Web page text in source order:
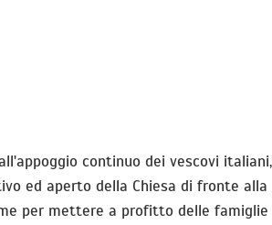
continuo dei vescovi
ed aperto della Chiesa di fronte
per mettere a profitto delle famiglie